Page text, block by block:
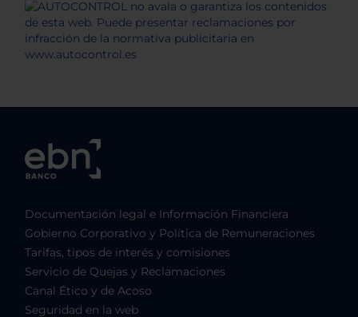
Documentación legal e Información Financiera
Gobierno Corporativo y Política de Remuneraciones
Tarifas, tipos de interés y comisiones
Servicio de Quejas y Reclamaciones
Canal Ético y de Acoso
Seguridad en la web